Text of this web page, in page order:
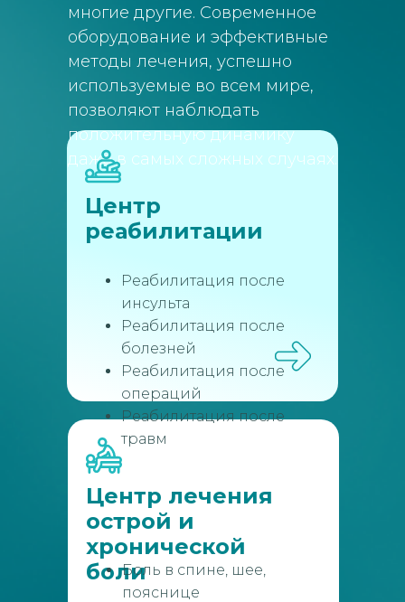
многие другие. Современное
оборудование и эффективные
методы лечения, успешно
используемые во всем мире,
позволяют наблюдать
положительную динамику
даже в самых сложных случаях.
Центр лечения
острой и
хронической
болиБоль в спине, шее,
пояснице
Реабилитация после
инсульта
Реабилитация после
болезней
Реабилитация после
операций
Реабилитация после
травм
Центр
реабилитации